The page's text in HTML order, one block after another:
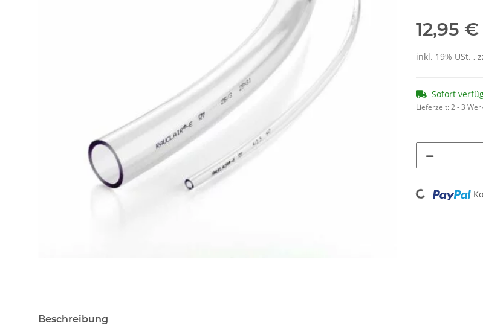
12,95 €
inkl. 19% USt. ,
Sofort
Lieferzeit:2 - 3
Loading...
Beschreibung